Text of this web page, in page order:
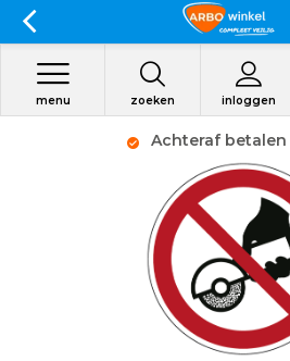
zoeken inloggen
menu
Achteraf